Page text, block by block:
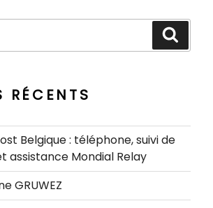
RÉCENTS
Belgique : téléphone, suivi de
assistance Mondial Relay
GRUWEZ